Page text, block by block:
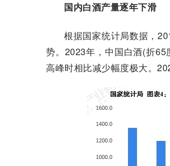
国内白酒产量逐年下滑
根据国家统计局数据，
势。2023年，中国白酒(折
高峰时相比减少幅度极大。